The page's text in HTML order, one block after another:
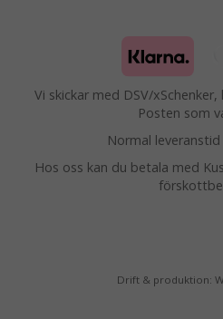
Vi skickar med DSV/
Posten som
Normal
Hos oss kan du betala med
Drift & produktion: